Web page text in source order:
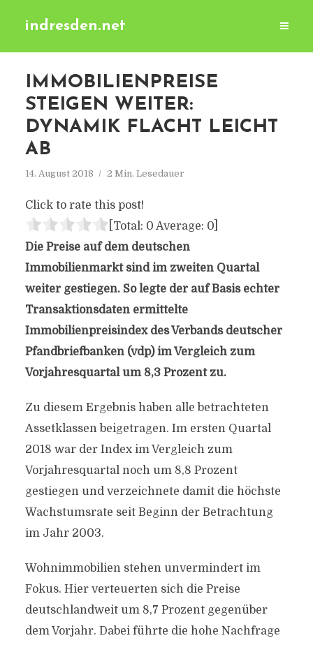
indresden.net
IMMOBILIENPREISE
STEIGEN WEITER:
DYNAMIK FLACHT LEICHT
AB
14. August 2018 2 Min. Lesedauer
Click to rate this post!
[Total: 0 Average: 0]
Die Preise auf dem deutschen
Immobilienmarkt sind im zweiten Quartal
weiter gestiegen. So legte der auf Basis echter
Transaktionsdaten ermittelte
Immobilienpreisindex des Verbands deutscher
Pfandbriefbanken (vdp) im Vergleich zum
Vorjahresquartal um 8,3 Prozent zu.
Zu diesem Ergebnis haben alle betrachteten
Assetklassen beigetragen. Im ersten Quartal
2018 war der Index im Vergleich zum
Vorjahresquartal noch um 8,8 Prozent
gestiegen und verzeichnete damit die höchste
Wachstumsrate seit Beginn der Betrachtung
im Jahr 2003.
Wohnimmobilien stehen unvermindert im
Fokus. Hier verteuerten sich die Preise
deutschlandweit um 8,7 Prozent gegenüber
dem Vorjahr. Dabei führte die hohe Nachfrage